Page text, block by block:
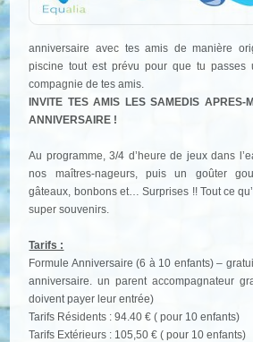
anniversaire avec tes amis de manière
piscine tout est prévu pour que tu passes
compagnie de tes amis.
INVITE TES AMIS LES SAMEDIS APRES-
ANNIVERSAIRE !
Au programme, 3/4 d’heure de jeux dans
nos maîtres-nageurs, puis un goûter
gâteaux, bonbons et… Surprises !! Tout ce
super souvenirs.
Tarifs :
Formule Anniversaire (6 à 10 enfants) –
anniversaire. un parent accompagnateur
doivent payer leur entrée)
Tarifs Résidents : 94.40 € ( pour 10 enfants)
Tarifs Extérieurs : 105,50 € ( pour 10 enfants)